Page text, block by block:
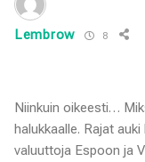
Lembrow 8
Niinkuin oikeesti…
halukkaalle. Rajat
valuuttoja Espoon ja